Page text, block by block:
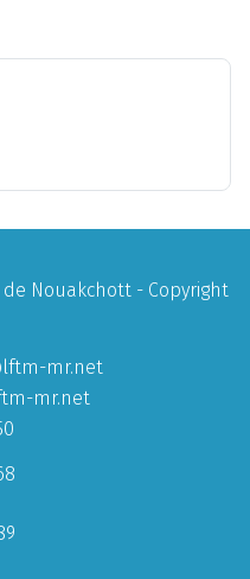
de Nouakchott - Copyright
mr.net
mr.net